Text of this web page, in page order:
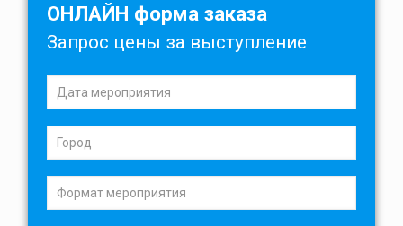
ОНЛАЙН форма заказа
Запрос цены за выступление